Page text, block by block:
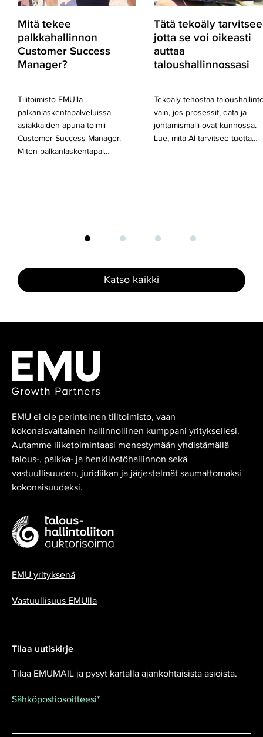
Mitä tekee
palkkahallinnon
Customer Success
Manager?
Tilitoimisto EMUlla
palkanlaskentapalveluissa
asiakkaiden apuna toimii
Customer Success Manager.
Miten palkanlaskentapal…
taloushallinnossasi
Tätä tekoäly
jotta se voi oikeasti
auttaa
taloushallinnossasi
Tekoäly tehostaa
vain, jos prosessit, data ja
johtamismalli ovat kunnossa.
Lue, mitä AI tarvitsee tuotta…
Katso kaikki
EMU ei ole perinteinen tilitoimisto, vaan
kokonaisvaltainen hallinnollinen kumppani yrityksellesi.
Autamme liiketoimintaasi menestymään yhdistämällä
talous-, palkka- ja henkilöstöhallinnon sekä
vastuullisuuden, juridiikan ja järjestelmät saumattomaksi
kokonaisuudeksi.
EMU yrityksenä
Vastuullisuus EMUlla
Tilaa uutiskirje
Tilaa EMUMAIL ja pysyt kartalla ajankohtaisista asioista.
Sähköpostiosoitteesi*